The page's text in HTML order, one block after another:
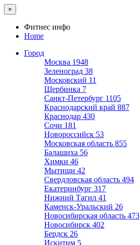
×
Фитнес инфо
Home
Город
Москва 1948
Зеленоград 38
Московский 11
Щербинка 7
Санкт-Петербург 1105
Краснодарский край 887
Краснодар 430
Сочи 181
Новороссийск 53
Московская область 855
Балашиха 56
Химки 46
Мытищи 42
Свердловская область 494
Екатеринбург 317
Нижний Тагил 41
Каменск-Уральский 26
Новосибирская область 473
Новосибирск 402
Бердск 26
Искитим 5